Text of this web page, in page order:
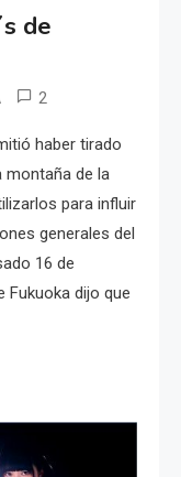
de
2
haber tirado
de la
para influir
generales del
16 de
Fukuoka dijo que